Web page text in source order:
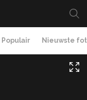
Populair Nieuwste